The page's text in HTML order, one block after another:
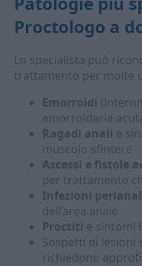
Proctologo a
Lo specialista può
trattamento per molte
Emorroidi
emorroidaria
Ragadi anali e
muscolo sfintere
Ascessi e fistole
per trattamento
Infezioni
dell’area anale
Proctiti e sintomi
Sospetti di lesioni
richiedono